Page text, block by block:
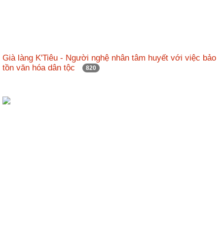
Già làng K'Tiêu - Người nghệ nhân tâm huyết với việc bảo
tồn văn hóa dân tộc
820